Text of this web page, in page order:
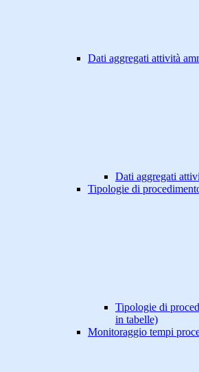
Dati aggregati attività
Dati aggregati
Tipologie di
Tipologie di
in tabelle)
Monitoraggio tempi